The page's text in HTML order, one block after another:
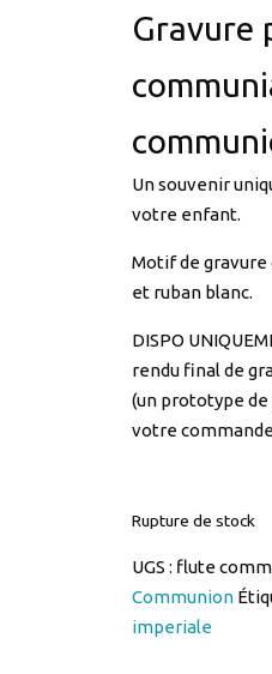
Gravure
Un souvenir
votre enfant.
Motif de gravure
et ruban blanc.
DISPO
rendu final de
(un prototype de
votre
Rupture de stock
UGS : flute
Communion
imperiale